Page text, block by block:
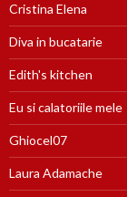
Cristina Elena
Diva in bucatarie
Edith's kitchen
Eu si calatoriile mele
Ghiocel07
Laura Adamache